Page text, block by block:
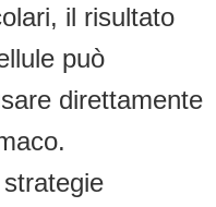
il risultato
può
direttamente